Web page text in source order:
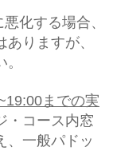
化する場合、
りますが、
までの実
・コース内窓
、一般パドッ